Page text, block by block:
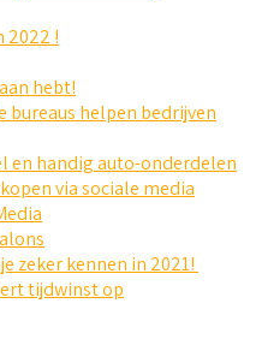
2022 !
hebt!
helpen bedrijven
en handig auto-onderdelen
via sociale media
zeker kennen in 2021!
tijdwinst op